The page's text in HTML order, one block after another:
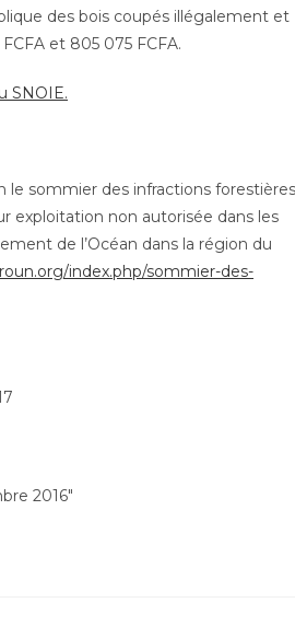
des bois coupés illégalement et
et 805 075 FCFA.
SNOIE.
le sommier des infractions forestières
exploitation non autorisée dans les
de l’Océan dans la région du
index.php/sommier-des-
2016″